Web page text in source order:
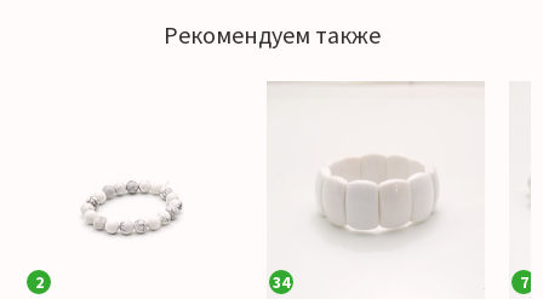
Рекомендуем также
2 34 7